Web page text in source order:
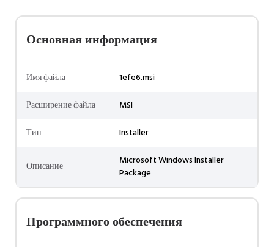
Основная информация
Имя файла
1efe6.msi
Расширение файла
MSI
Тип
Installer
Описание
Microsoft Windows Installer
Package
Программного обеспечения